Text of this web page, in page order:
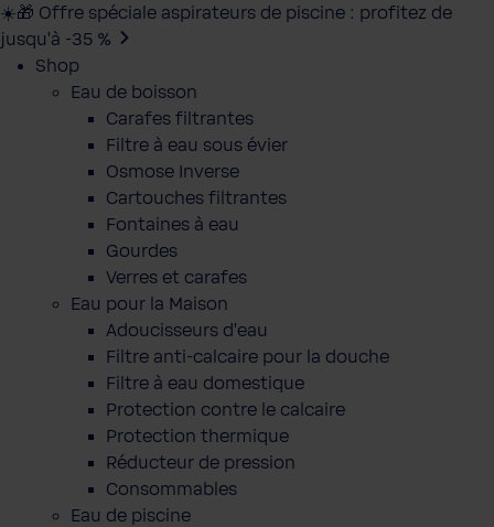
☀️🎁 Offre spéciale aspirateurs de piscine : profitez de
jusqu’à -35 %
Shop
Eau de boisson
Carafes filtrantes
Filtre à eau sous évier
Osmose Inverse
Cartouches filtrantes
Fontaines à eau
Gourdes
Verres et carafes
Eau pour la Maison
Adoucisseurs d'eau
Filtre anti-calcaire pour la douche
Filtre à eau domestique
Protection contre le calcaire
Protection thermique
Réducteur de pression
Consommables
Eau de piscine